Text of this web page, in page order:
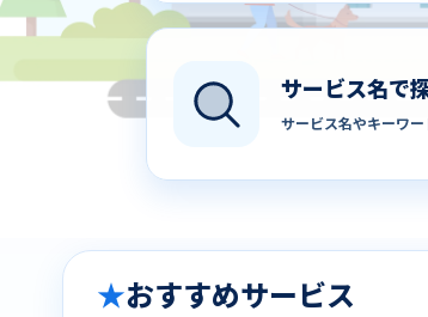
サービス名で
サービス名やキーワ
★おすすめサービス